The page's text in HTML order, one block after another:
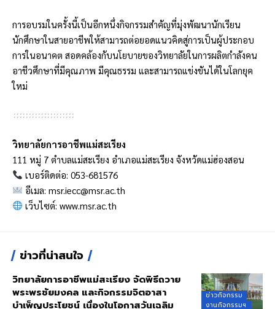
การอบรมในครั้งนี้เป็นอีกหนึ่งกิจกรรมสำคัญที่มุ่งพัฒนานักเรียน
นักศึกษาในสายอาชีพให้สามารถต่อยอดแนวคิดสู่การเป็นผู้ประกอบ
การในอนาคต สอดคล้องกับนโยบายของวิทยาลัยในการผลิตกำลังคน
อาชีวศึกษาที่มีคุณภาพ มีคุณธรรม และสามารถแข่งขันได้ในโลกยุค
ใหม่
วิทยาลัยการอาชีพแม่สะเรียง
111 หมู่ 7 ตำบลแม่สะเรียง อำเภอแม่สะเรียง จังหวัดแม่ฮ่องสอน
เบอร์ติดต่อ: 053-681576
อีเมล:msr.iecc@msr.ac.th
เว็บไซต์:www.msr.ac.th
ข่าวที่น่าสนใจ
ข่าวกิจกรรม
งานกิจกรรมฯ
วิทยาลัยการอาชีพแม่สะเรียง จัดพิธีถวาย
พระพรชัยมงคล และกิจกรรมจิตอาสา
บำเพ็ญประโยชน์ เนื่องในโอกาสวันเฉลิม